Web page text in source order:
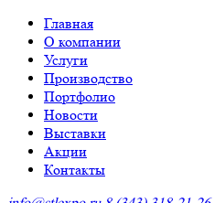
Главная
О компании
Услуги
Производство
Портфолио
Новости
Выставки
Акции
Контакты